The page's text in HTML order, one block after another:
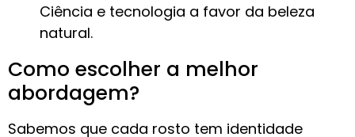
Ciência e tecnologia a favor da beleza
natural.
Como escolher a melhor
abordagem?
Sabemos que cada rosto tem identidade